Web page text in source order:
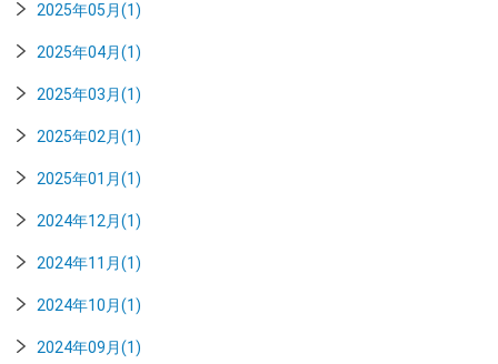
2025年05月(1)
2025年04月(1)
2025年03月(1)
2025年02月(1)
2025年01月(1)
2024年12月(1)
2024年11月(1)
2024年10月(1)
2024年09月(1)